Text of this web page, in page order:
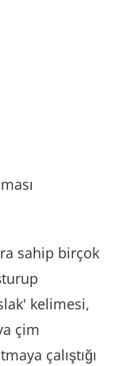
sahip birçok
kelimesi,
çim
çalıştığı